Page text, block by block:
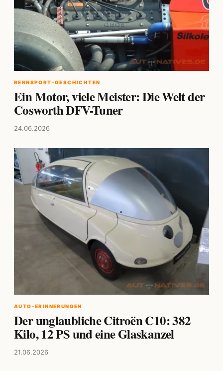
RENNSPORT-GESCHICHTEN
Ein Motor, viele Meister: Die Welt der
Cosworth DFV-Tuner
24.06.2026
AUTO-ERINNERUNGEN
Der unglaubliche Citroën C10: 382
Kilo, 12 PS und eine Glaskanzel
21.06.2026